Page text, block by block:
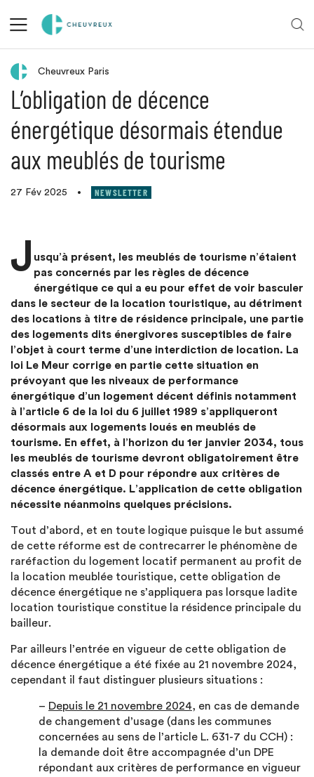
Retour aux actualités
Cheuvreux Paris
L’obligation de décence
énergétique désormais étendue
aux meublés de tourisme
27 Fév 2025 • NEWSLETTER
J usqu’à présent, les meublés de tourisme n’étaient
pas concernés par les règles de décence
énergétique ce qui a eu pour effet de voir basculer
dans le secteur de la location touristique, au détriment
des locations à titre de résidence principale, une partie
des logements dits énergivores susceptibles de faire
l’objet à court terme d’une interdiction de location. La
loi Le Meur corrige en partie cette situation en
prévoyant que les niveaux de performance
énergétique d’un logement décent définis notamment
à l’article 6 de la loi du 6 juillet 1989 s’appliqueront
désormais aux logements loués en meublés de
tourisme. En effet, à l’horizon du 1er janvier 2034, tous
les meublés de tourisme devront obligatoirement être
classés entre A et D pour répondre aux critères de
décence énergétique. L’application de cette obligation
nécessite néanmoins quelques précisions.
Tout d’abord, et en toute logique puisque le but assumé
de cette réforme est de contrecarrer le phénomène de
raréfaction du logement locatif permanent au profit de
la location meublée touristique, cette obligation de
décence énergétique ne s’appliquera pas lorsque ladite
location touristique constitue la résidence principale du
bailleur.
Par ailleurs l’entrée en vigueur de cette obligation de
décence énergétique a été fixée au 21 novembre 2024,
cependant il faut distinguer plusieurs situations :
– Depuis le 21 novembre 2024, en cas de demande
de changement d’usage (dans les communes
concernées au sens de l’article L. 631-7 du CCH) :
la demande doit être accompagnée d’un DPE
répondant aux critères de performance en vigueur